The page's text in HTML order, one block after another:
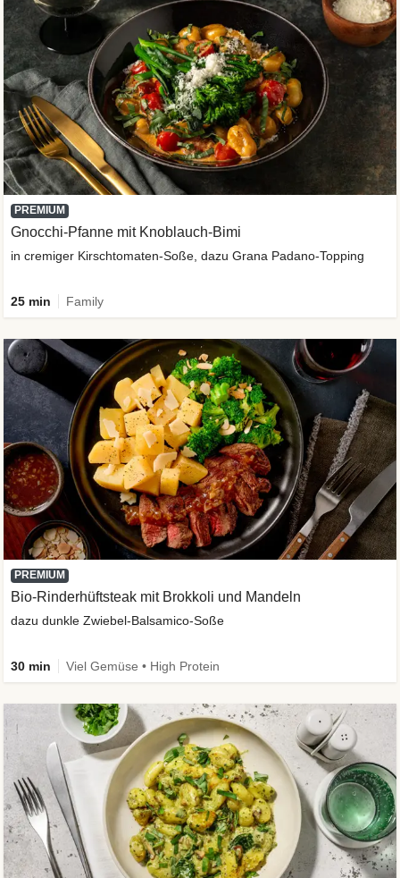
PREMIUM
Gnocchi-Pfanne mit Knoblauch-Bimi
in cremiger Kirschtomaten-Soße, dazu Grana Padano-Topping
25 min Family
PREMIUM
Bio-Rinderhüftsteak mit Brokkoli und Mandeln
dazu dunkle Zwiebel-Balsamico-Soße
30 min Viel Gemüse • High Protein